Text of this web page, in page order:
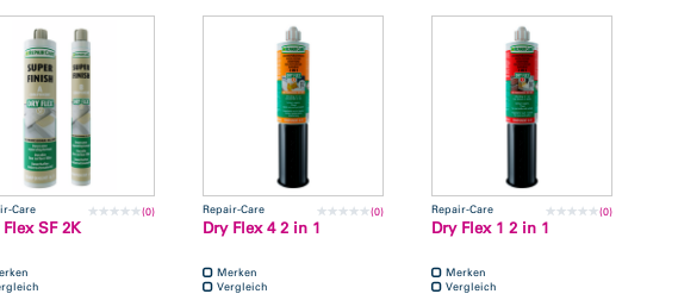
Care (0)
Flex SF 2K
Repair-Care (0)
Dry Flex 4 2 in 1
Merken
Vergleich
Repair-Care (0)
Dry Flex 1 2 in 1
Merken
Vergleich